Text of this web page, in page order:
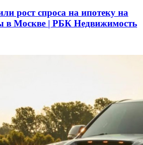
рост спроса на ипотеку на
в Москве | РБК Недвижимость